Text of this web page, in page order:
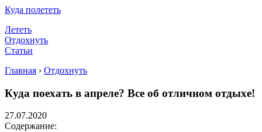
Куда полететь
Лететь
Отдохнуть
Статьи
Главная › Отдохнуть
Куда поехать в апреле? Все об отличном отдыхе!
27.07.2020
Содержание: